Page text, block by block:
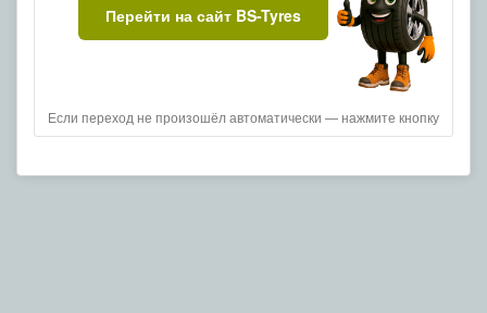
Перейти на сайт BS-Tyres
Если переход не произошёл автоматически — нажмите кнопку